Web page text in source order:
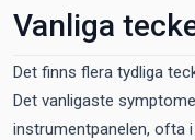
Vanliga
Det finns flera tydliga
Det vanligaste
instrumentpanelen, ofta